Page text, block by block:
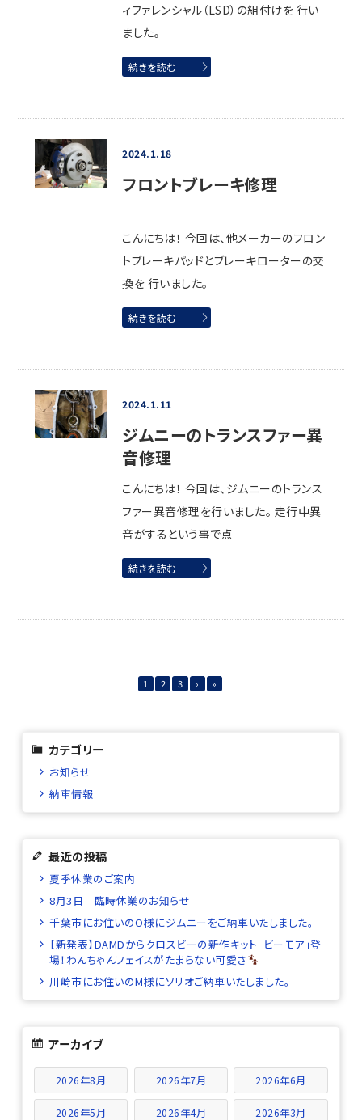
ィファレンシャル（LSD）の組付けを 行い
ました。
続きを読む
2024.1.18
フロントブレーキ修理
こんにちは！ 今回は、他メーカーのフロン
トブレーキパッドとブレーキローターの交
換を 行いました。
続きを読む
2024.1.11
ジムニーのトランスファー異
音修理
こんにちは！ 今回は、ジムニーのトランス
ファー異音修理を行いました。 走行中異
音がするという事で点
続きを読む
1 2 3 › »
カテゴリー
お知らせ
納車情報
最近の投稿
夏季休業のご案内
8月3日 臨時休業のお知らせ
千葉市にお住いのO様にジムニーをご納車いたしました。
【新発表】DAMDからクロスビーの新作キット「ビーモア」登
場！わんちゃんフェイスがたまらない可愛さ
川崎市にお住いのM様にソリオご納車いたしました。
アーカイブ
2026年8月 2026年7月 2026年6月
2026年5月 2026年4月 2026年3月